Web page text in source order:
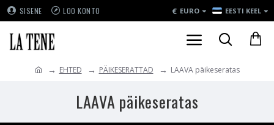
SISENE LOO KONTO € EURO EESTI KEEL
EHTED PÄIKESERATTAD LAAVA päikeseratas
LAAVA päikeseratas